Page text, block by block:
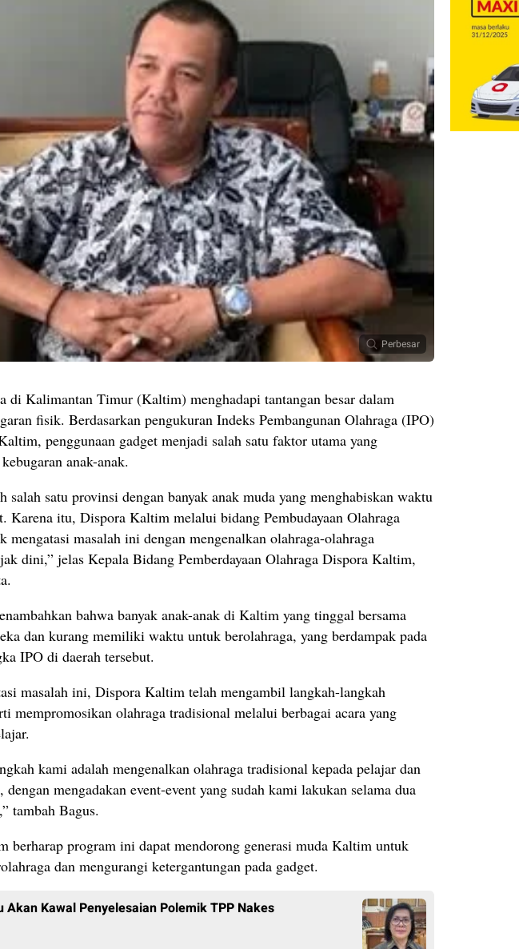
Perbesar
di Kalimantan Timur (Kaltim) menghadapi tantangan besar dalam
fisik. Berdasarkan pengukuran Indeks Pembangunan Olahraga (IPO)
penggunaan gadget menjadi salah satu faktor utama yang
anak-anak.
salah satu provinsi dengan banyak anak muda yang menghabiskan waktu
Karena itu, Dispora Kaltim melalui bidang Pembudayaan Olahraga
mengatasi masalah ini dengan mengenalkan olahraga-olahraga
dini,” jelas Kepala Bidang Pemberdayaan Olahraga Dispora Kaltim,
bahwa banyak anak-anak di Kaltim yang tinggal bersama
dan kurang memiliki waktu untuk berolahraga, yang berdampak pada
IPO di daerah tersebut.
masalah ini, Dispora Kaltim telah mengambil langkah-langkah
mempromosikan olahraga tradisional melalui berbagai acara yang
kami adalah mengenalkan olahraga tradisional kepada pelajar dan
mengadakan event-event yang sudah kami lakukan selama dua
tambah Bagus.
berharap program ini dapat mendorong generasi muda Kaltim untuk
dan mengurangi ketergantungan pada gadget.
Akan Kawal Penyelesaian Polemik TPP Nakes